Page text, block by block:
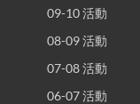
09-10 活動
08-09 活動
07-08 活動
06-07 活動